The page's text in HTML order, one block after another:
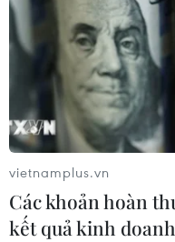
Ngắm mẫu đồng
2 tỷ đồng sắp
17/11/2016 08:09
Policromia - mẫu
hiệu Fendi (Italy), sau
ngày 19/11 tới, tại Hà Nội.
vietnamplus.vn
Các khoản hoàn
kết quả kinh